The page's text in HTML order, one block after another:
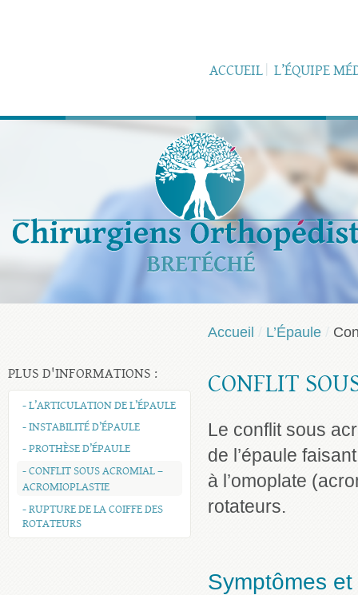
ACCUEIL L’ÉQUIPE
PLUS D'INFORMATIONS :
- L’ARTICULATION DE L’ÉPAULE
- INSTABILITÉ D’ÉPAULE
- PROTHÈSE D’ÉPAULE
- CONFLIT SOUS ACROMIAL –
ACROMIOPLASTIE
- RUPTURE DE LA COIFFE DES
ROTATEURS
Accueil / L’Épaule /
CONFLIT
Le conflit sous
de l’épaule
à l’omoplate
rotateurs.
Symptômes